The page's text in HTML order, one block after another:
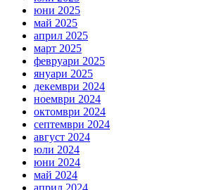
юни 2025
май 2025
април 2025
март 2025
февруари 2025
януари 2025
декември 2024
ноември 2024
октомври 2024
септември 2024
август 2024
юли 2024
юни 2024
май 2024
април 2024